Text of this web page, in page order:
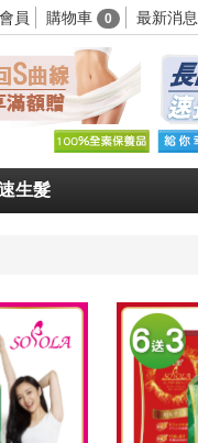
員 購物車 0 最新消息
生髮